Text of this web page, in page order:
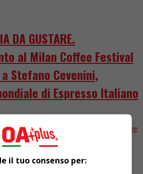
DA GUSTARE.
al Milan Coffee Festival
Stefano Cevenini,
di Espresso Italiano
eventi da non perdere
la seconda edizione del Milan Coffee
grande successo dello scorso anno,
il tuo consenso per: